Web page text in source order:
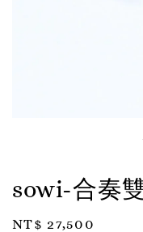
sowi-合奏
Regular
NT$ 27,500